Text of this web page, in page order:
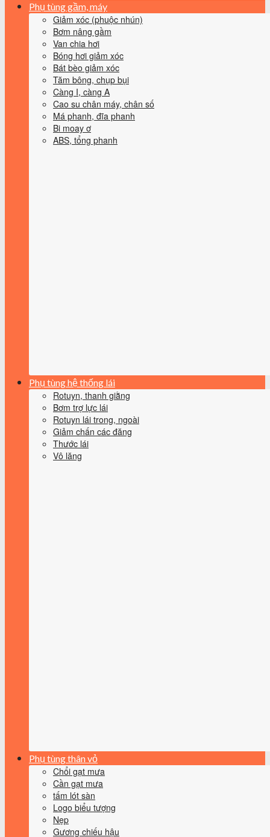
Phụ tùng gầm, máy
Giảm xóc (phuộc nhún)
Bơm nâng gầm
Van chia hơi
Bóng hơi giảm xóc
Bát bèo giảm xóc
Tăm bông, chụp bụi
Càng I, càng A
Cao su chân máy, chân số
Má phanh, đĩa phanh
Bi moay ơ
ABS, tổng phanh
Phụ tùng hệ thống lái
Rotuyn, thanh giằng
Bơm trợ lực lái
Rotuyn lái trong, ngoài
Giảm chấn các đăng
Thước lái
Vô lăng
Phụ tùng thân vỏ
Chổi gạt mưa
Cần gạt mưa
tấm lót sàn
Logo biểu tượng
Nẹp
Gương chiếu hậu